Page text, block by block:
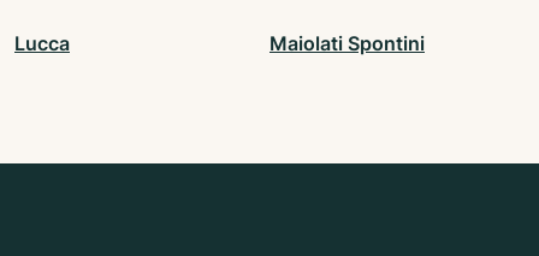
Lucca Maiolati Spontini